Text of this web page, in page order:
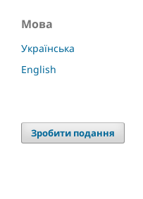
Мова
Українська
English
Зробити подання